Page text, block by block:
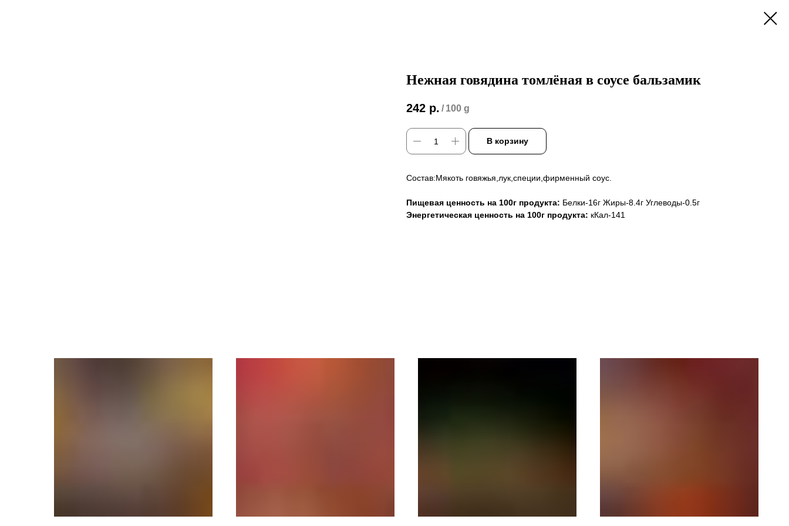
Нежная говядина томлёная в соусе бальзамик
242 р. / 100 g
В корзину
Состав:Мякоть говяжья,лук,специи,фирменный соус.
Пищевая ценность на 100г продукта: Белки-16г Жиры-8.4г Углеводы-0.5г
Энергетическая ценность на 100г продукта: кКал-141